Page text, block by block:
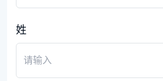
简体中文
姓